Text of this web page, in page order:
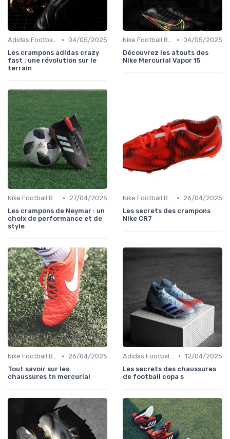
Adidas Football Boots • 04/05/2025
Les crampons adidas crazy
fast : une révolution sur le
terrain
Nike Football Boots • 04/05/2025
Découvrez les atouts des
Nike Mercurial Vapor 15
Nike Football Boots •
27/04/2025
Les crampons de Neymar : un
choix de performance et de
style
Nike Football Boots •
26/04/2025
Les secrets des crampons
Nike CR7
Nike Football Boots •
26/04/2025
Tout savoir sur les
chaussures tn mercurial
Adidas Football Boots • 12/04/2025
Les secrets des chaussures
de football copa s